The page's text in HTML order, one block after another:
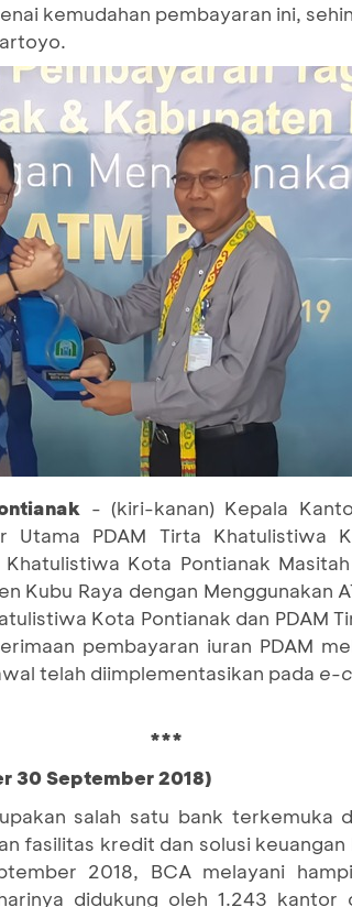
kemudahan pembayaran ini,
- (kiri-kanan) Kepala
Utama PDAM Tirta Khatulistiwa
Kota Pontianak
Kubu Raya dengan Menggunakan
Kota Pontianak dan PDAM
pembayaran iuran PDAM
telah diimplementasikan pada e-
***
30 September 2018)
salah satu bank terkemuka
fasilitas kredit dan solusi
2018, BCA melayani
didukung oleh 1.243 kantor